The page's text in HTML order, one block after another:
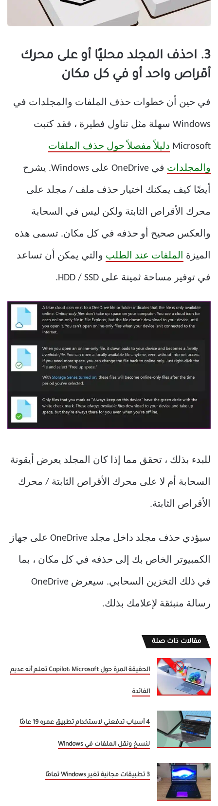
3. احذف المجلد محليًا أو على محرك
أقراص واحد أو في كل مكان
في حين أن خطوات حذف الملفات والمجلدات في
Windows سهلة مثل تناول فطيرة ، فقد كتبت
Microsoft دليلاً مفصلاً حول حذف الملفات
والمجلدات في OneDrive على Windows. يشرح
أيضًا كيف يمكنك اختيار حذف ملف / مجلد على
محرك الأقراص الثابتة ولكن ليس في السحابة
والعكس صحيح أو حذفه في كل مكان. تسمى هذه
الميزة الملفات عند الطلب والتي يمكن أن تساعد
في توفير مساحة ثمينة على HDD / SSD.
للبدء بذلك ، تحقق مما إذا كان المجلد يعرض أيقونة
السحابة أم لا على محرك الأقراص الثابتة / محرك
الأقراص الثابتة.
سيؤدي حذف مجلد داخل مجلد OneDrive على جهاز
الكمبيوتر الخاص بك إلى حذفه في كل مكان ، بما
في ذلك التخزين السحابي. سيعرض OneDrive
رسالة منبثقة لإعلامك بذلك.
مقالات ذات صلة
الحقيقة المرة حول Copilot: Microsoft تعلم أنه عديم
الفائدة
4 أسباب تدفعني لاستخدام تطبيق عمره 19 عامًا
لنسخ ونقل الملفات في Windows
3 تطبيقات مجانية تغير Windows تمامًا